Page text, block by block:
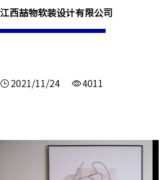
江西喆物软装设计有限公司
2021/11/24 4011